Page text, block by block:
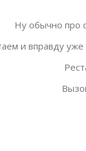
Ну обычно про
и вправду